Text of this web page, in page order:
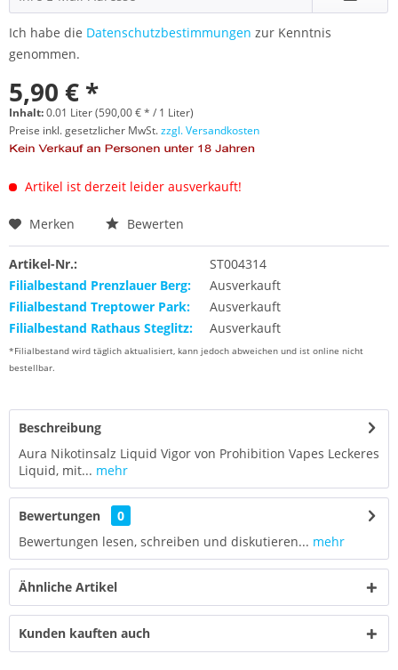
Ich habe die Datenschutzbestimmungen zur Kenntnis
genommen.
5,90 € *
Inhalt:0.01 Liter (590,00 € * / 1 Liter)
Preise inkl. gesetzlicher MwSt.zzgl. Versandkosten
Artikel ist derzeit leider ausverkauft!
Merken Bewerten
Artikel-Nr.:
ST004314
Filialbestand Prenzlauer Berg:
Ausverkauft
Filialbestand Treptower Park:
Ausverkauft
Filialbestand Rathaus Steglitz:
Ausverkauft
*Filialbestand wird täglich aktualisiert, kann jedoch abweichen und ist online nicht
bestellbar.
Beschreibung
Aura Nikotinsalz Liquid Vigor von Prohibition Vapes Leckeres
Liquid, mit... mehr
Bewertungen
0
Bewertungen lesen, schreiben und diskutieren... mehr
Ähnliche Artikel
Kunden kauften auch